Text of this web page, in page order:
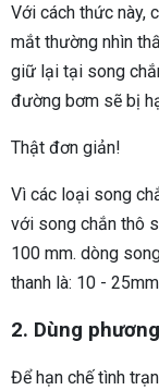
Với cách thức này,
mắt thường nhìn
giữ lại tại song
đường bơm sẽ bị
Thật đơn giản!
Vì các loại song
với song chắn thô
100 mm. dòng
thanh là: 10 -
2. Dùng
Để hạn chế tình